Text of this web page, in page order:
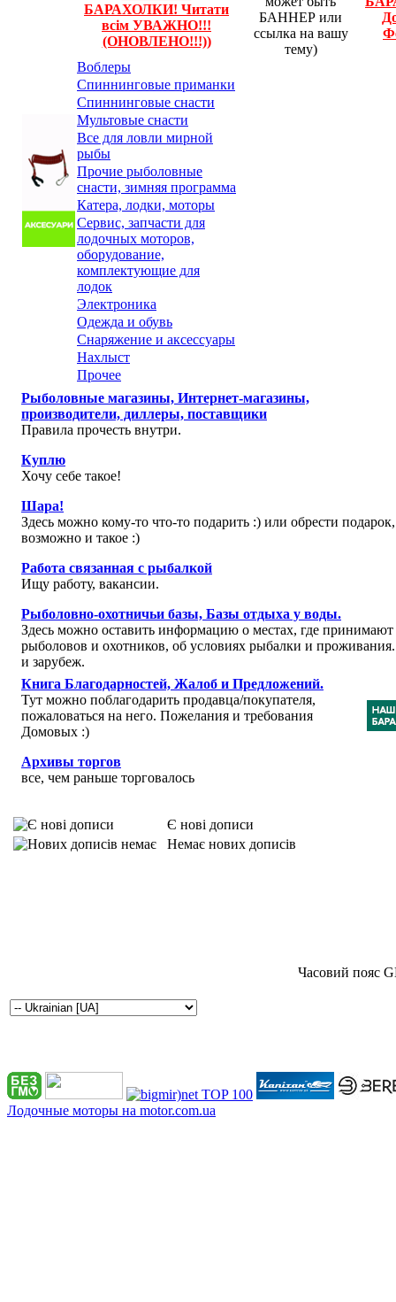
БАРАХОЛКИ! Читати
всім УВАЖНО!!!
(ОНОВЛЕНО!!!))
БАННЕР или
ссылка на вашу
тему)
Воблеры
Спиннинговые приманки
Спиннинговые снасти
Мультовые снасти
Все для ловли мирной
рыбы
Прочие рыболовные
снасти, зимняя программа
Катера, лодки, моторы
Сервис, запчасти для
лодочных моторов,
оборудование,
комплектующие для
лодок
Электроника
Одежда и обувь
Снаряжение и аксессуары
Нахлыст
Прочее
Рыболовные магазины, Интернет-магазины,
производители, диллеры, поставщики
Правила прочесть внутри.
Куплю
Хочу себе такое!
Шара!
Здесь можно кому-то что-то подарить :) или обрести подарок,
возможно и такое :)
Работа связанная с рыбалкой
Ищу работу, вакансии.
Рыболовно-охотничьи базы, Базы отдыха у воды.
Здесь можно оставить информацию о местах, где принимают
рыболовов и охотников, об условиях рыбалки и
и зарубеж.
Книга Благодарностей, Жалоб и Предложений.
Тут можно поблагодарить продавца/покупателя,
пожаловаться на него. Пожелания и требования
Домовых :)
Архивы торгов
все, чем раньше торговалось
Є нові дописи
Немає нових дописів
Часовий пояс
Лодочные моторы на motor.com.ua